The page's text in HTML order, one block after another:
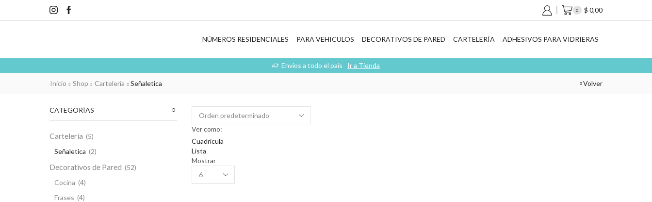
0 $ 0,00
NÚMEROS RESIDENCIALES PARA VEHICULOS DECORATIVOS DE PARED CARTELERÍA ADHESIVOS PARA VIDRIERAS
Envios a todo el país Ir a Tienda
Inicio Shop Cartelería Señaletica Volver
Ver como:
Cuadrícula
Lista
Mostrar
per
CATEGORÍAS
Cartelería (5)
Señaletica (2)
Decorativos de Pared (52)
Cocina (4)
Frases (4)